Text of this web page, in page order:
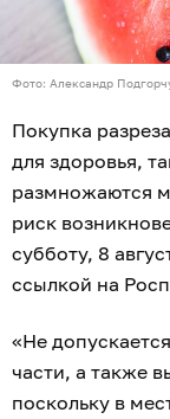
Фото: Александр
Покупка
для здоровья,
размножаются
риск
субботу, 8
ссылкой на
«Не
части, а также
поскольку в